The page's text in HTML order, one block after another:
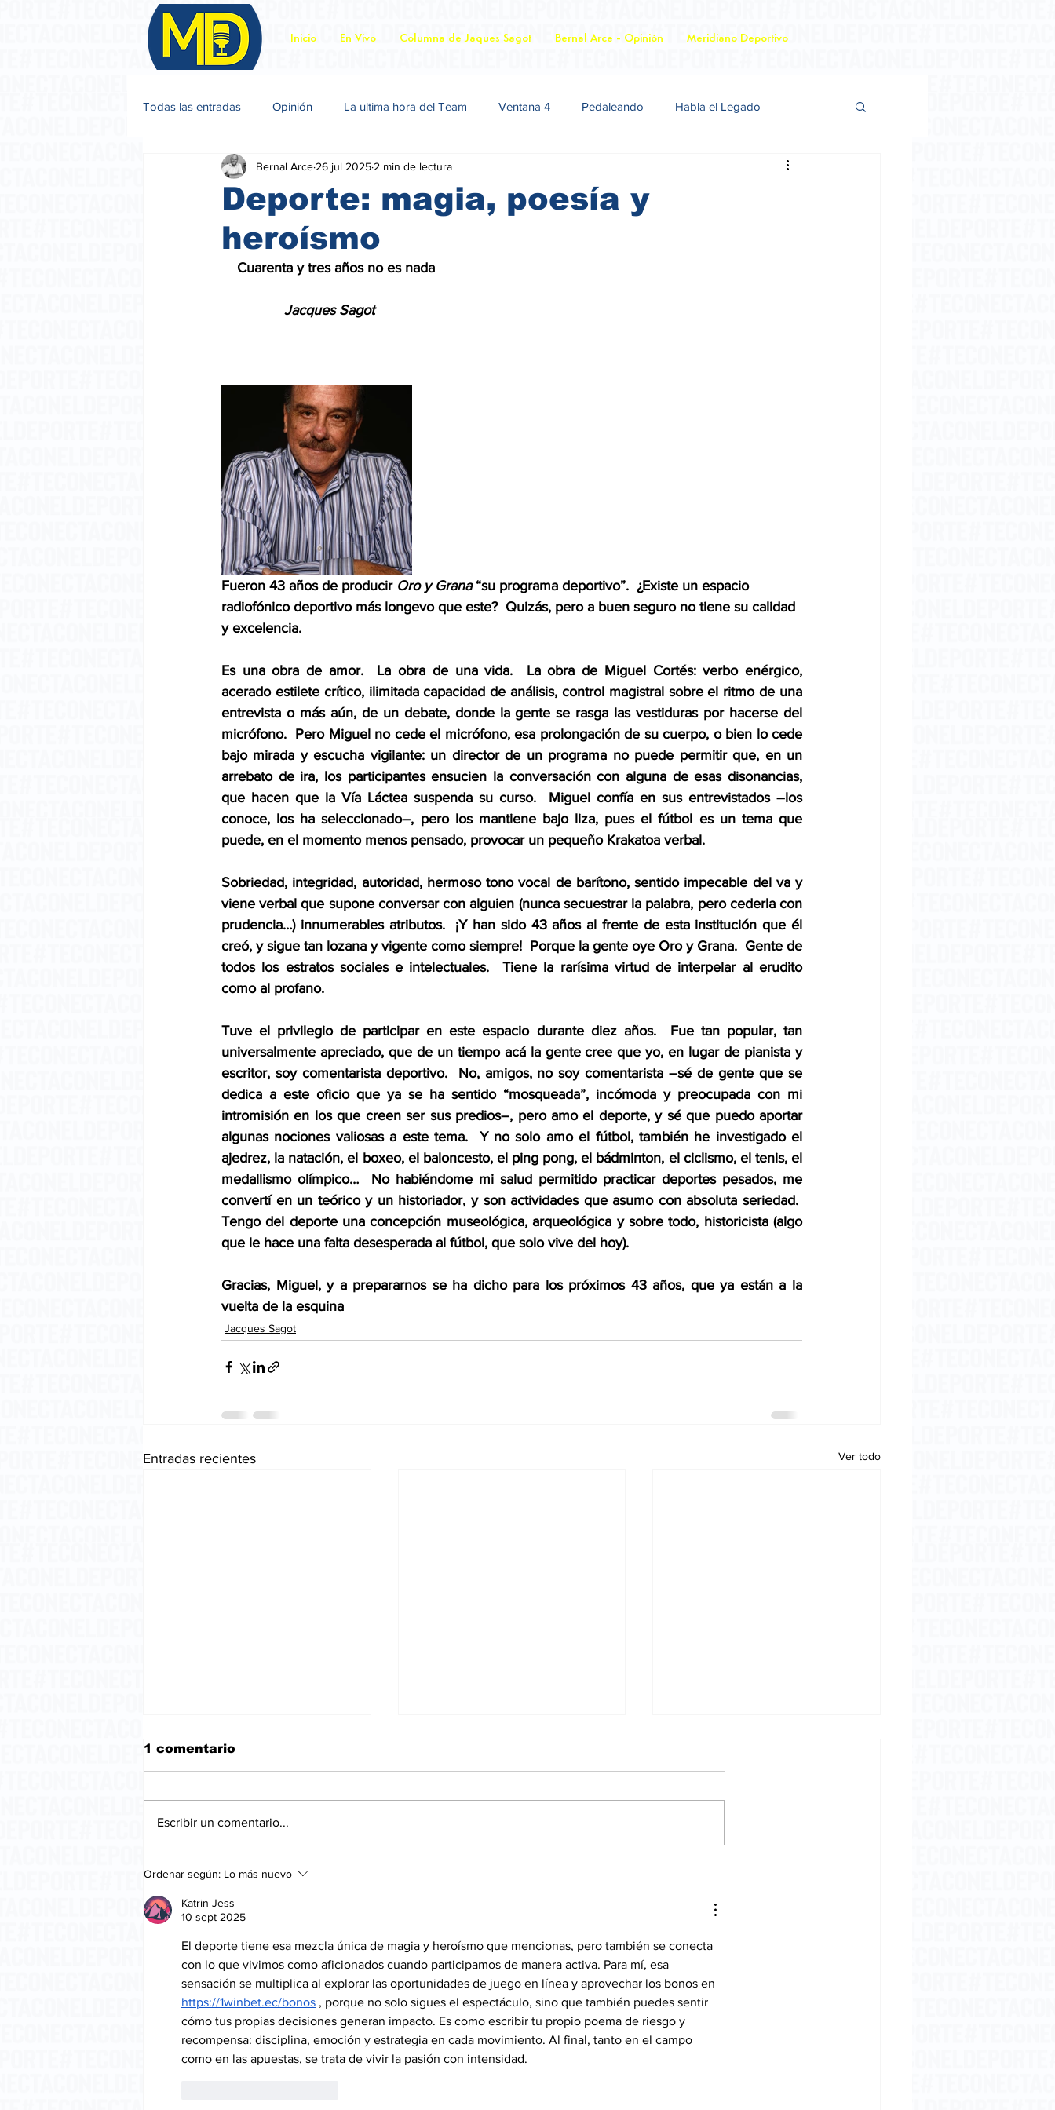
Inicio En Vivo Columna de Jaques Sagot Bernal Arce - Opinión Meridiano Deportivo
Todas las entradas Opinión La ultima hora del Team Ventana 4 Pedaleando Habla el Legado
Jacques Sagot
Deporte: magia, poesía y
heroísmo
Bernal Arce 26 jul 2025 2 min de lectura
    Cuarenta y tres años no es nada
                Jacques Sagot
Fueron 43 años de producir Oro y Grana “su programa deportivo”.  ¿Existe un espacio
radiofónico deportivo más longevo que este?  Quizás, pero a buen seguro no tiene su calidad
y excelencia.
Es una obra de amor.  La obra de una vida.  La obra de Miguel Cortés: verbo enérgico,
acerado estilete crítico, ilimitada capacidad de análisis, control magistral sobre el ritmo de una
entrevista o más aún, de un debate, donde la gente se rasga las vestiduras por hacerse del
micrófono.  Pero Miguel no cede el micrófono, esa prolongación de su cuerpo, o bien lo cede
bajo mirada y escucha vigilante: un director de un programa no puede permitir que, en un
arrebato de ira, los participantes ensucien la conversación con alguna de esas disonancias,
que hacen que la Vía Láctea suspenda su curso.  Miguel confía en sus entrevistados –los
conoce, los ha seleccionado–, pero los mantiene bajo liza, pues el fútbol es un tema que
puede, en el momento menos pensado, provocar un pequeño Krakatoa verbal.
Sobriedad, integridad, autoridad, hermoso tono vocal de barítono, sentido impecable del va y
viene verbal que supone conversar con alguien (nunca secuestrar la palabra, pero cederla con
prudencia…) innumerables atributos.  ¡Y han sido 43 años al frente de esta institución que él
creó, y sigue tan lozana y vigente como siempre!  Porque la gente oye Oro y Grana.  Gente de
todos los estratos sociales e intelectuales.  Tiene la rarísima virtud de interpelar al erudito
como al profano.
Tuve el privilegio de participar en este espacio durante diez años.  Fue tan popular, tan
universalmente apreciado, que de un tiempo acá la gente cree que yo, en lugar de pianista y
escritor, soy comentarista deportivo.  No, amigos, no soy comentarista –sé de gente que se
dedica a este oficio que ya se ha sentido “mosqueada”, incómoda y preocupada con mi
intromisión en los que creen ser sus predios–, pero amo el deporte, y sé que puedo aportar
algunas nociones valiosas a este tema.  Y no solo amo el fútbol, también he investigado el
ajedrez, la natación, el boxeo, el baloncesto, el ping pong, el bádminton, el ciclismo, el tenis, el
medallismo olímpico…  No habiéndome mi salud permitido practicar deportes pesados, me
convertí en un teórico y un historiador, y son actividades que asumo con absoluta seriedad.
Tengo del deporte una concepción museológica, arqueológica y sobre todo, historicista (algo
que le hace una falta desesperada al fútbol, que solo vive del hoy).
Gracias, Miguel, y a prepararnos se ha dicho para los próximos 43 años, que ya están a la
vuelta de la esquina
Jacques Sagot
Entradas recientes Ver todo
La embriaguez del
pensamiento.
1 comentario
Escribir un comentario...
Ordenar según: Lo más nuevo
Katrin Jess
10 sept 2025
El deporte tiene esa mezcla única de magia y heroísmo que mencionas, pero también se conecta
con lo que vivimos como aficionados cuando participamos de manera activa. Para mí, esa
sensación se multiplica al explorar las oportunidades de juego en línea y aprovechar los bonos en
https://1winbet.ec/bonos , porque no solo sigues el espectáculo, sino que también puedes sentir
cómo tus propias decisiones generan impacto. Es como escribir tu propio poema de riesgo y
recompensa: disciplina, emoción y estrategia en cada movimiento. Al final, tanto en el campo
como en las apuestas, se trata de vivir la pasión con intensidad.